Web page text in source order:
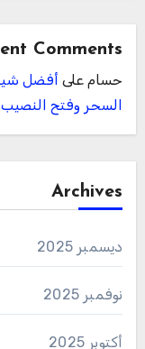
Comments
حسامعلى أفضل
السحر وفتح النصيب
Archives
ديسمبر 2025
نوفمبر 2025
أكتوبر 2025